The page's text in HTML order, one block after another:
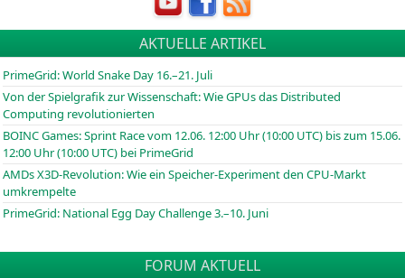
AKTUELLE ARTIKEL
PrimeGrid: World Snake Day 16.–21. Juli
Von der Spielgrafik zur Wissenschaft: Wie GPUs das Distributed
Computing revolutionierten
BOINCGames: Sprint Race vom 12.06. 12:00 Uhr (10:00 UTC) bis zum 15.06.
12:00 Uhr (10:00 UTC) bei PrimeGrid
AMDs X3D-Revolution: Wie ein Speicher-Experiment den CPU-Markt
umkrempelte
PrimeGrid: National Egg Day Challenge 3.–10. Juni
FORUM AKTUELL